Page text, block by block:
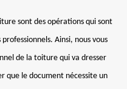
sont des opérations qui sont
Ainsi, nous vous
de la toiture qui va dresser
que le document nécessite un